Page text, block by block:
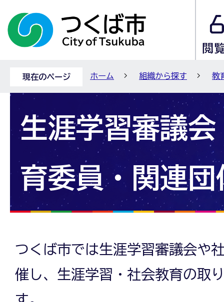
現在のページ ホーム 組織から探す 教
生涯学習審議会
育委員・関連団
つくば市では生涯学習審議会や
催し、生涯学習・社会教育の取
す。